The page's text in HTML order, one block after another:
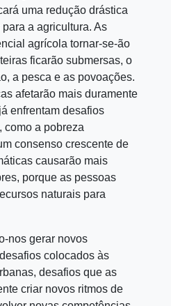
uma redução drástica
a agricultura. As
agrícola tornar-se-ão
ficarão submersas, o
a pesca e as povoações.
afetarão mais duramente
enfrentam desafios
como a pobreza
consenso crescente de
causarão mais
porque as pessoas
naturais para
nos gerar novos
colocados às
desafios que as
criar novos ritmos de